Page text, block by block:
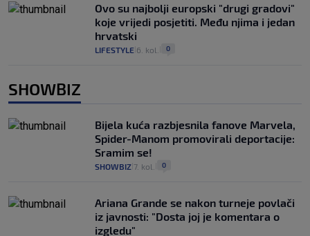
Ovo su najbolji europski "drugi gradovi"
koje vrijedi posjetiti. Među njima i jedan
hrvatski
LIFESTYLE 6. kol. 0
SHOWBIZ
Bijela kuća razbjesnila fanove Marvela,
Spider-Manom promovirali deportacije:
Sramim se!
SHOWBIZ 7. kol. 0
Ariana Grande se nakon turneje povlači
iz javnosti: "Dosta joj je komentara o
izgledu"